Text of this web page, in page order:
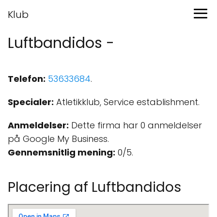
Klub
Luftbandidos -
Telefon: 53633684.
Specialer: Atletikklub, Service establishment.
Anmeldelser: Dette firma har 0 anmeldelser
på Google My Business.
Gennemsnitlig mening: 0/5.
Placering af Luftbandidos